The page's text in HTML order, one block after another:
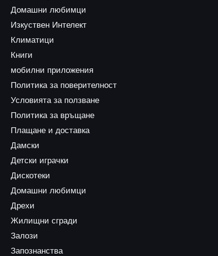
Домашни любимци
Изкуствен Интелект
Климатици
Книги
мобилни приложения
Политика за поверителност
Условията за ползване
Политика за връщане
Плащане и доставка
Дамски
Детски играчки
Дискотеки
Домашни любимци
Дрехи
Жилищни сгради
Залози
Запознанства